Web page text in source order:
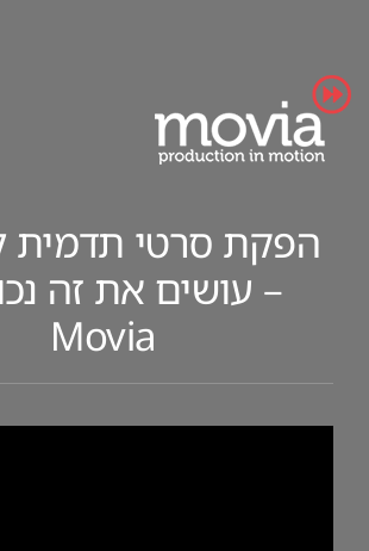
content
הפקת סרטי תדמית
– עושים את זה
Movia